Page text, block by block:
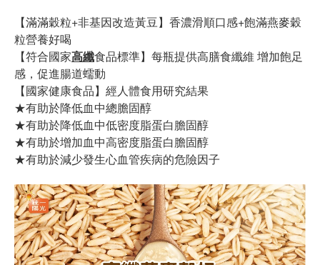
【滿滿穀粒+非基因改造黃豆】香濃滑順口感+飽滿燕麥穀
粒營養好喝
【符合國家高纖食品標準】每瓶提供高膳食纖維 增加飽足
感，促進腸道蠕動
【國家健康食品】經人體食用研究結果
★有助於降低血中總膽固醇
★有助於降低血中低密度脂蛋白膽固醇
★有助於增加血中高密度脂蛋白膽固醇
★有助於減少發生心血管疾病的危險因子